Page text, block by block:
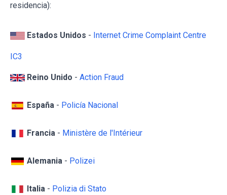
residencia):
Estados Unidos - Internet Crime Complaint Centre
IC3
Reino Unido - Action Fraud
España - Policía Nacional
Francia - Ministère de l'Intérieur
Alemania - Polizei
Italia - Polizia di Stato